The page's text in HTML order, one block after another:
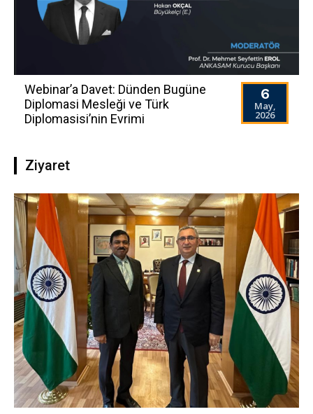
Webinar’a Davet: Dünden Bugüne
Diplomasi Mesleği ve Türk
Diplomasisi’nin Evrimi
6
May,
2026
Ziyaret